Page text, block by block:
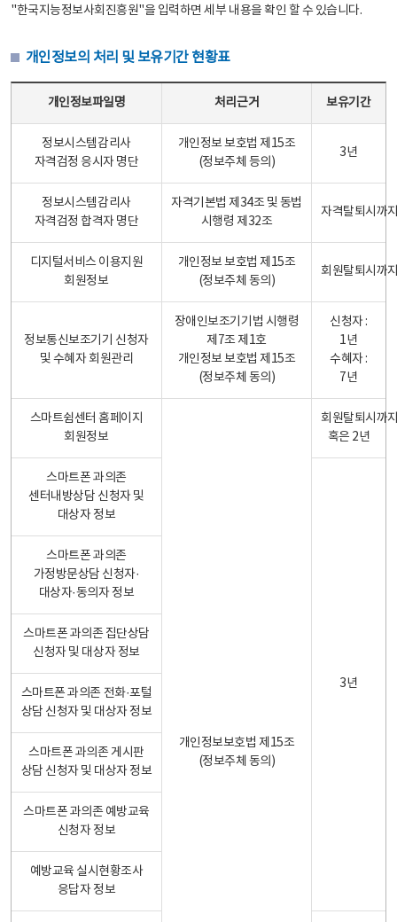
"한국지능정보사회진흥원"을 입력하면 세부 내용을 확인 할 수 있습니다.
개인정보의 처리 및 보유기간 현황표
개인정보파일명 처리근거 보유기간
정보시스템감리사
자격검정 응시자 명단
개인정보 보호법 제15조
(정보주체 등의)
3년
정보시스템감리사
자격검정 합격자 명단
자격기본법 제34조 및 동법
시행령 제32조
자격탈퇴시까
디지털서비스 이용지원
회원정보
개인정보 보호법 제15조
(정보주체 동의)
회원탈퇴시까
정보통신보조기기 신청자
및 수혜자 회원관리
장애인보조기기법 시행령
제7조 제1호
개인정보 보호법 제15조
(정보주체 동의)
신청자 :
1년
수혜자 :
7년
스마트쉼센터 홈페이지
회원정보
개인정보보호법 제15조
(정보주체 동의)
회원탈퇴시까
혹은 2년
스마트폰 과의존
센터내방상담 신청자 및
대상자 정보
3년
스마트폰 과의존
가정방문상담 신청자·
대상자·동의자 정보
스마트폰 과의존 집단상담
신청자 및 대상자 정보
스마트폰 과의존 전화·포털
상담 신청자 및 대상자 정보
스마트폰 과의존 게시판
상담 신청자 및 대상자 정보
스마트폰 과의존 예방교육
신청자 정보
예방교육 실시현황조사
응답자 정보